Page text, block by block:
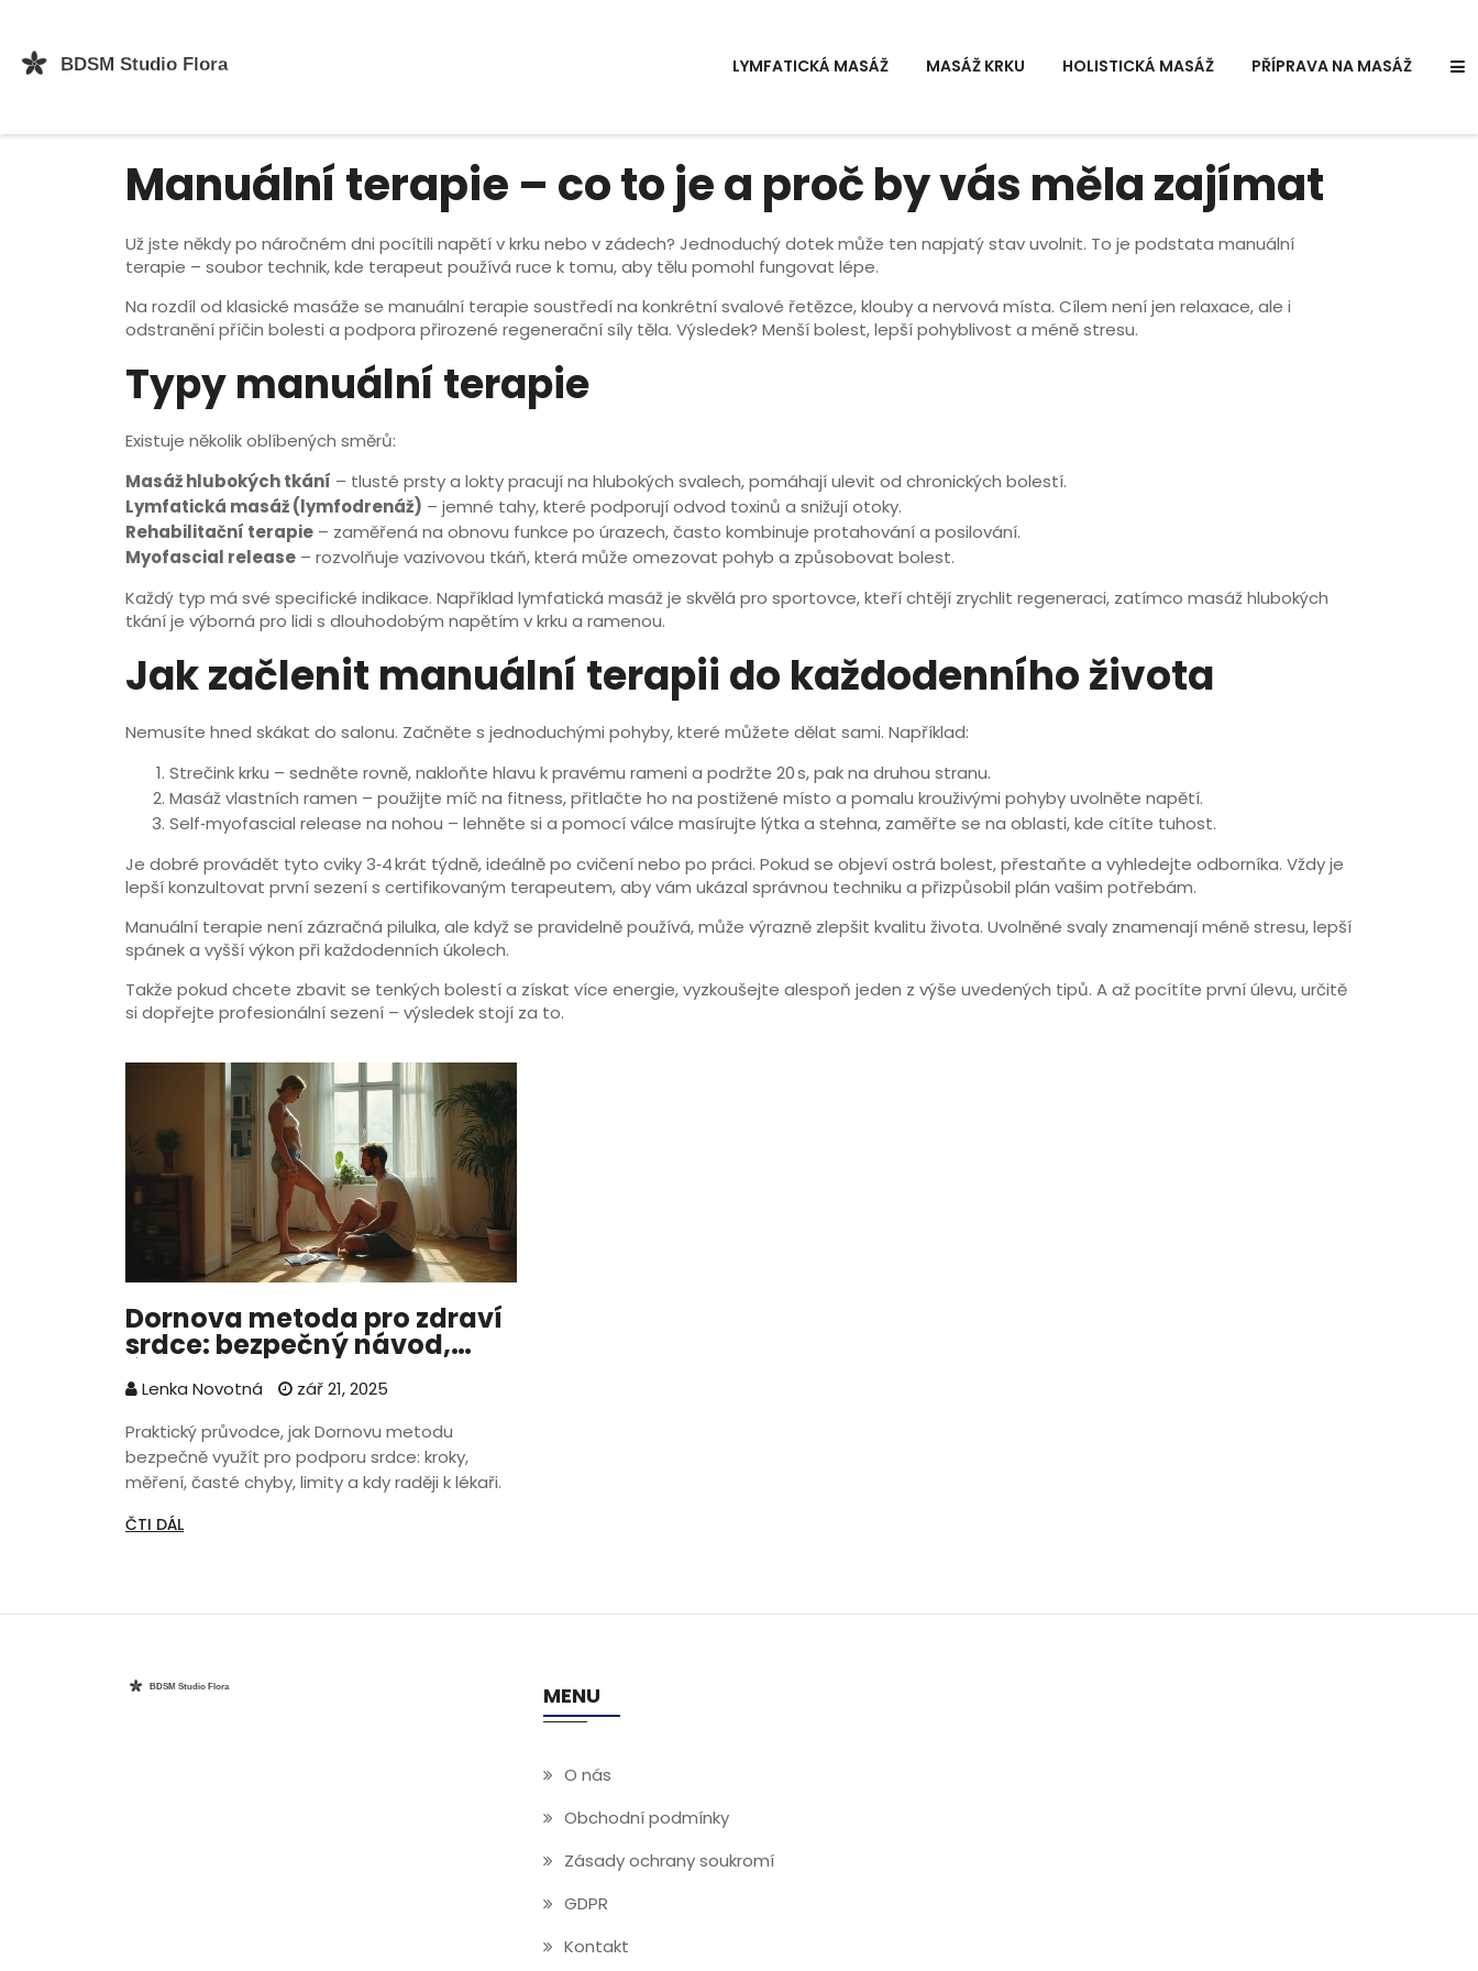
LYMFATICKÁ MASÁŽ MASÁŽ KRKU HOLISTICKÁ MASÁŽ PŘÍPRAVA NA MASÁŽ
Manuální terapie – co to je a proč by vás měla zajímat
Už jste někdy po náročném dni pocítili napětí v krku nebo v zádech? Jednoduchý dotek může ten napjatý stav uvolnit. To je podstata manuální
terapie – soubor technik, kde terapeut používá ruce k tomu, aby tělu pomohl fungovat lépe.
Na rozdíl od klasické masáže se manuální terapie soustředí na konkrétní svalové řetězce, klouby a nervová místa. Cílem není jen relaxace, ale i
odstranění příčin bolesti a podpora přirozené regenerační síly těla. Výsledek? Menší bolest, lepší pohyblivost a méně stresu.
Typy manuální terapie
Existuje několik oblíbených směrů:
Masáž hlubokých tkání – tlusté prsty a lokty pracují na hlubokých svalech, pomáhají ulevit od chronických bolestí.
Lymfatická masáž (lymfodrenáž) – jemné tahy, které podporují odvod toxinů a snižují otoky.
Rehabilitační terapie – zaměřená na obnovu funkce po úrazech, často kombinuje protahování a posilování.
Myofascial release – rozvolňuje vazivovou tkáň, která může omezovat pohyb a způsobovat bolest.
Každý typ má své specifické indikace. Například lymfatická masáž je skvělá pro sportovce, kteří chtějí zrychlit regeneraci, zatímco masáž hlubokých
tkání je výborná pro lidi s dlouhodobým napětím v krku a ramenou.
Jak začlenit manuální terapii do každodenního života
Nemusíte hned skákat do salonu. Začněte s jednoduchými pohyby, které můžete dělat sami. Například:
Strečink krku – sedněte rovně, nakloňte hlavu k pravému rameni a podržte 20 s, pak na druhou stranu.
Masáž vlastních ramen – použijte míč na fitness, přitlačte ho na postižené místo a pomalu krouživými pohyby uvolněte napětí.
Self‑myofascial release na nohou – lehněte si a pomocí válce masírujte lýtka a stehna, zaměřte se na oblasti, kde cítíte tuhost.
Je dobré provádět tyto cviky 3‑4 krát týdně, ideálně po cvičení nebo po práci. Pokud se objeví ostrá bolest, přestaňte a vyhledejte odborníka. Vždy je
lepší konzultovat první sezení s certifikovaným terapeutem, aby vám ukázal správnou techniku a přizpůsobil plán vašim potřebám.
Manuální terapie není zázračná pilulka, ale když se pravidelně používá, může výrazně zlepšit kvalitu života. Uvolněné svaly znamenají méně stresu, lepší
spánek a vyšší výkon při každodenních úkolech.
Takže pokud chcete zbavit se tenkých bolestí a získat více energie, vyzkoušejte alespoň jeden z výše uvedených tipů. A až pocítíte první úlevu, určitě
si dopřejte profesionální sezení – výsledek stojí za to.
Dornova metoda pro zdraví
srdce: bezpečný návod,
Lenka Novotná
zář 21, 2025
Praktický průvodce, jak Dornovu metodu
bezpečně využít pro podporu srdce: kroky,
měření, časté chyby, limity a kdy raději k lékaři.
ČTI DÁL
MENU
O nás
Obchodní podmínky
Zásady ochrany soukromí
GDPR
Kontakt